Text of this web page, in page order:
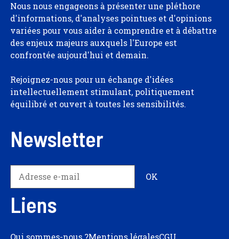
Nous nous engageons à présenter une pléthore
d'informations, d'analyses pointues et d'opinions
variées pour vous aider à comprendre et à débattre
des enjeux majeurs auxquels l'Europe est
confrontée aujourd'hui et demain.
Rejoignez-nous pour un échange d'idées
intellectuellement stimulant, politiquement
équilibré et ouvert à toutes les sensibilités.
Newsletter
Liens
Qui sommes-nous ?Mentions légalesCGU